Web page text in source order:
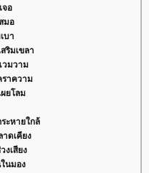
จอ
มอ
บา
ริมเขลา
วมวาม
ราความ
ยโลม
ะหายใกล้
ดเคียง
งเสียง
นมอง